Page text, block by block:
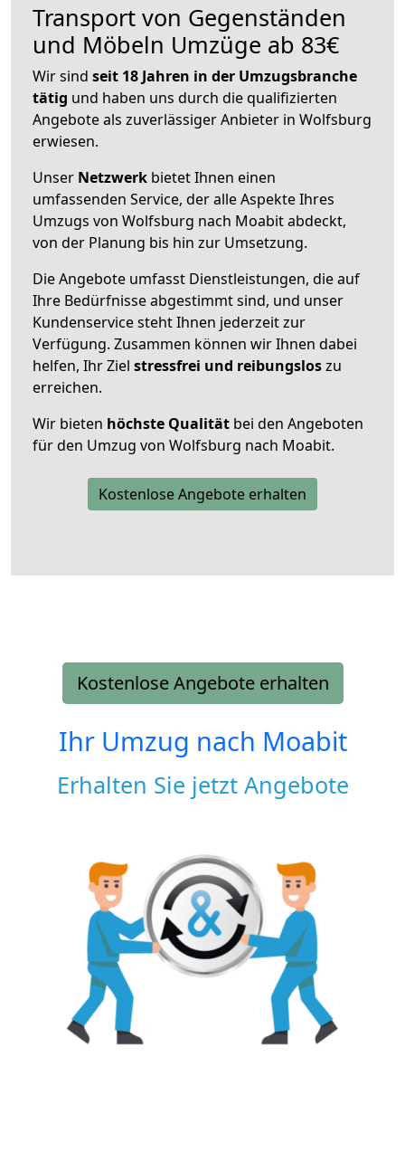
Transport von Gegenständen
und Möbeln Umzüge ab 83€
Wir sind seit 18 Jahren in der Umzugsbranche
tätig und haben uns durch die qualifizierten
Angebote als zuverlässiger Anbieter in Wolfsburg
erwiesen.
Unser Netzwerk bietet Ihnen einen
umfassenden Service, der alle Aspekte Ihres
Umzugs von Wolfsburg nach Moabit abdeckt,
von der Planung bis hin zur Umsetzung.
Die Angebote umfasst Dienstleistungen, die auf
Ihre Bedürfnisse abgestimmt sind, und unser
Kundenservice steht Ihnen jederzeit zur
Verfügung. Zusammen können wir Ihnen dabei
helfen, Ihr Ziel stressfrei und reibungsloszu
erreichen.
Wir bieten höchste Qualität bei den Angeboten
für den Umzug von Wolfsburg nach Moabit.
Kostenlose Angebote erhalten
Kostenlose Angebote erhalten
Ihr Umzug nach Moabit
Erhalten Sie jetzt Angebote